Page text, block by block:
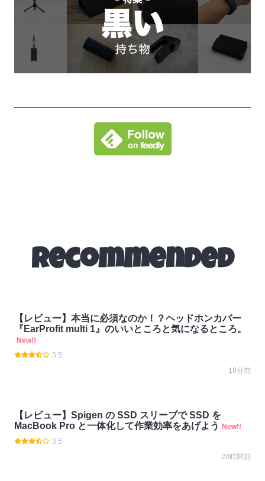
Recommended
【レビュー】本当に必須なのか！？ヘッドホンカバー
『EarProfit multi 1』のいいところと気になるところ。
New!!
3.5
18分前
【レビュー】Spigen の SSD スリーブで SSD を
MacBook Pro と一体化して作業効率をあげよう
New!!
3.5
20時間前